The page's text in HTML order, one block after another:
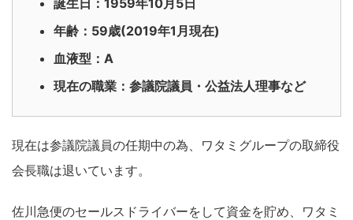
年齢：59歳(2019年1月現在)
血液型：A
現在の職業：参議院議員・公益法人理事など
現在は参議院議員の任期中の為、ワタミグループの取締役
会長職は退いています。
佐川急便のセールスドライバーをして資金を貯め、ワタミ